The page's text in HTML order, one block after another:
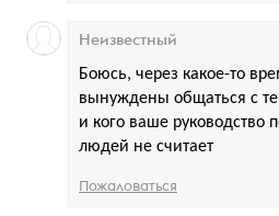
Боюсь, через какое-то
вынуждены общаться с
и кого ваше руководство
людей не считает
Неизвестный
Пожаловаться